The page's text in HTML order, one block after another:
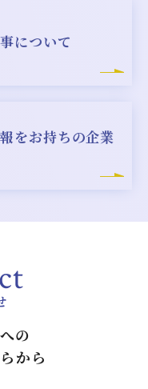
について
をお持ちの企業
の
から